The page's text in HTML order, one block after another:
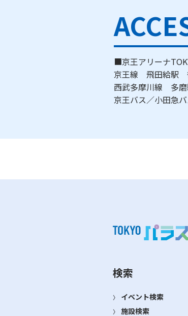
■京王アリーナ
京王線 飛田給駅
西武多摩川線 多
京王バス／小田急
検索
イベント検索
施設検索